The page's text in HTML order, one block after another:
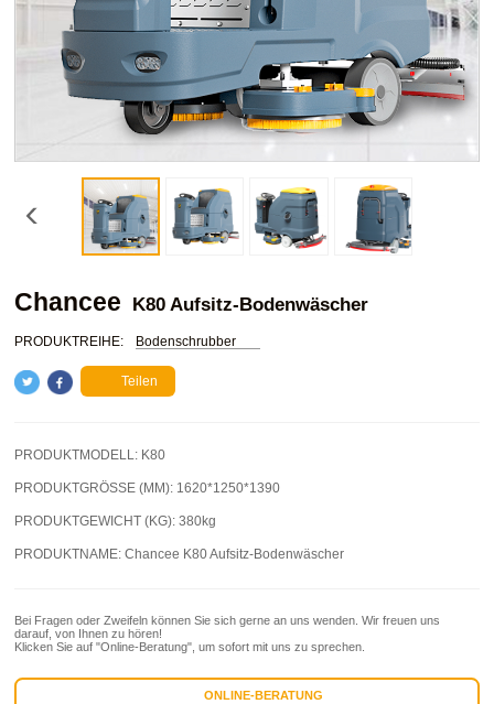
Chancee K80 Aufsitz-Bodenwäscher
PRODUKTREIHE: Bodenschrubber
Teilen
PRODUKTMODELL: K80
PRODUKTGRÖSSE (MM): 1620*1250*1390
PRODUKTGEWICHT (KG):380kg
PRODUKTNAME:Chancee K80 Aufsitz-Bodenwäscher
Bei Fragen oder Zweifeln können Sie sich gerne an uns wenden. Wir freuen uns
darauf, von Ihnen zu hören!
Klicken Sie auf "Online-Beratung", um sofort mit uns zu sprechen.
ONLINE-BERATUNG